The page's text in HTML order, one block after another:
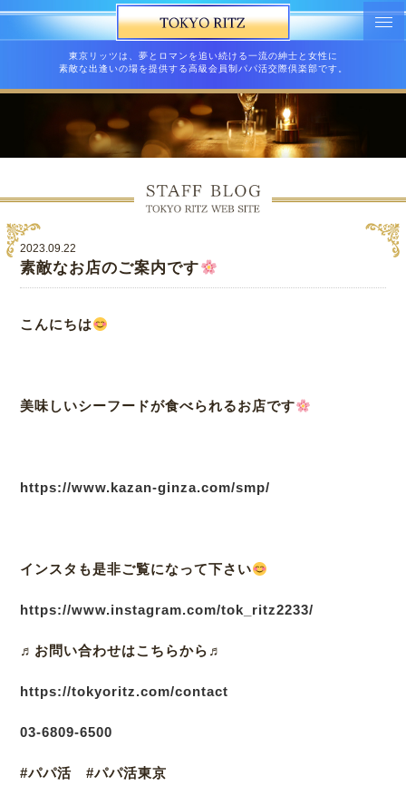
東京リッツは、夢とロマンを追い続ける一流の紳士と女性に
素敵な出逢いの場を提供する高級会員制パパ活交際倶楽部です。
2023.09.22
素敵なお店のご案内です
こんにちは
美味しいシーフードが食べられるお店です
https://www.kazan-ginza.com/smp/
インスタも是非ご覧になって下さい
https://www.instagram.com/tok_ritz2233/
♬ お問い合わせはこちらから♬
https://tokyoritz.com/contact
03-6809-6500
#パパ活 #パパ活東京